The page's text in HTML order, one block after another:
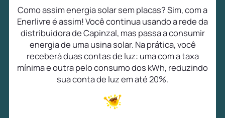
Como assim energia solar sem placas? Sim, com a
Enerlivre é assim! Você continua usando a rede da
distribuidora de Capinzal, mas passa a consumir
energia de uma usina solar. Na prática, você
receberá duas contas de luz: uma com a taxa
mínima e outra pelo consumo dos kWh, reduzindo
sua conta de luz em até 20%.